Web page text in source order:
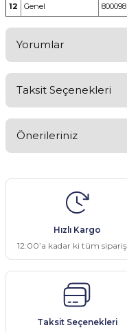
12
Genel 800098
Yorumlar
Taksit Seçenekleri
Önerileriniz
konularda yetersiz
tarafımıza iletebilirsiniz.
Görüş ve önerileriniz için
Ürün resmi kalitesiz,
Ürün bilgilerinde hatalar
Ürün fiyatı diğer sitelerden
Bu ürüne benzer farklı
Hızlı Kargo
12:00’a kadar ki tüm
Taksit Seçenekleri